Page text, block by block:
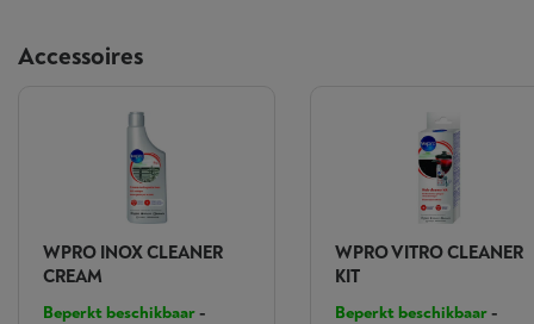
Accessoires
WPRO INOX CLEANER
CREAM
Beperkt beschikbaar-
WPRO VITRO CLEANER
KIT
Beperkt beschikbaar-